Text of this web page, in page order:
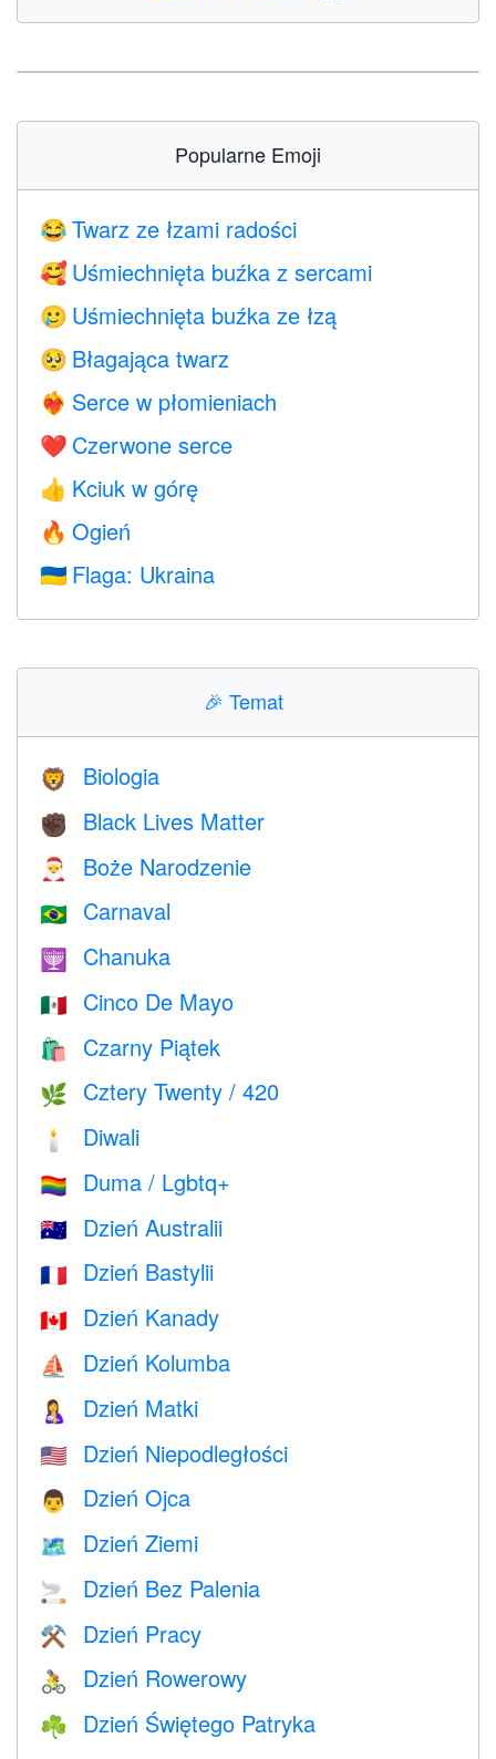
Popularne Emoji
😂 Twarz ze łzami radości
🥰 Uśmiechnięta buźka z sercami
🥲 Uśmiechnięta buźka ze łzą
🥺 Błagająca twarz
❤️‍🔥 Serce w płomieniach
❤️ Czerwone serce
👍 Kciuk w górę
🔥 Ogień
🇺🇦 Flaga: Ukraina
🎉 Temat
🦁 Biologia
✊🏿 Black Lives Matter
🎅 Boże Narodzenie
🇧🇷 Carnaval
🕎 Chanuka
🇲🇽 Cinco De Mayo
🛍 Czarny Piątek
🌿 Cztery Twenty / 420
🕯 Diwali
🏳️‍🌈 Duma / Lgbtq+
🇦🇺 Dzień Australii
🇫🇷 Dzień Bastylii
🇨🇦 Dzień Kanady
⛵️ Dzień Kolumba
🤱 Dzień Matki
🇺🇸 Dzień Niepodległości
👨 Dzień Ojca
🗺️ Dzień Ziemi
🚬 Dzień Bez Palenia
⚒️ Dzień Pracy
🚴 Dzień Rowerowy
☘️ Dzień Świętego Patryka